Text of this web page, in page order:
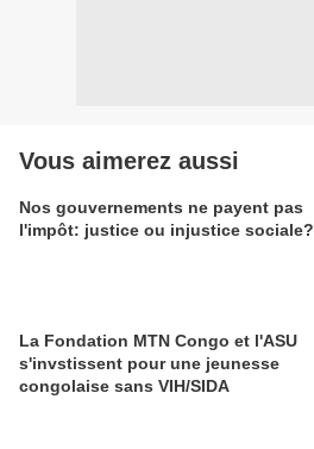
Vous aimerez aussi
Nos gouvernements ne payent pas
l'impôt: justice ou injustice sociale?
La Fondation MTN Congo et l'ASU
s'invstissent pour une jeunesse
congolaise sans VIH/SIDA